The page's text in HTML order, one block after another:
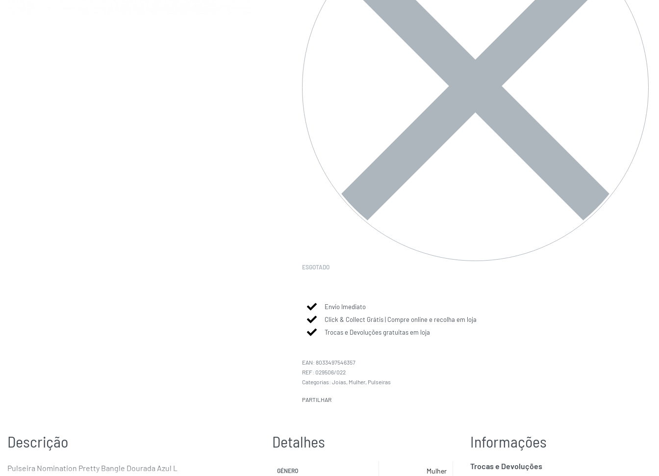
ESGOTADO
Envio Imediato
Click & Collect Grátis | Compre online e recolha em loja
Trocas e Devoluções gratuitas em loja
EAN:8033497546357
029506/022
Categorias:Joias, Mulher, Pulseiras
PARTILHAR
Descrição
Pulseira Nomination Pretty Bangle Dourada Azul L
Detalhes
GÉNERO Mulher
Informações
Trocas e Devoluções